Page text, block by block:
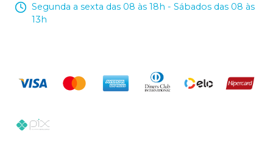
Segunda a sexta das 08 às 18h - Sábados das 08 às
13h